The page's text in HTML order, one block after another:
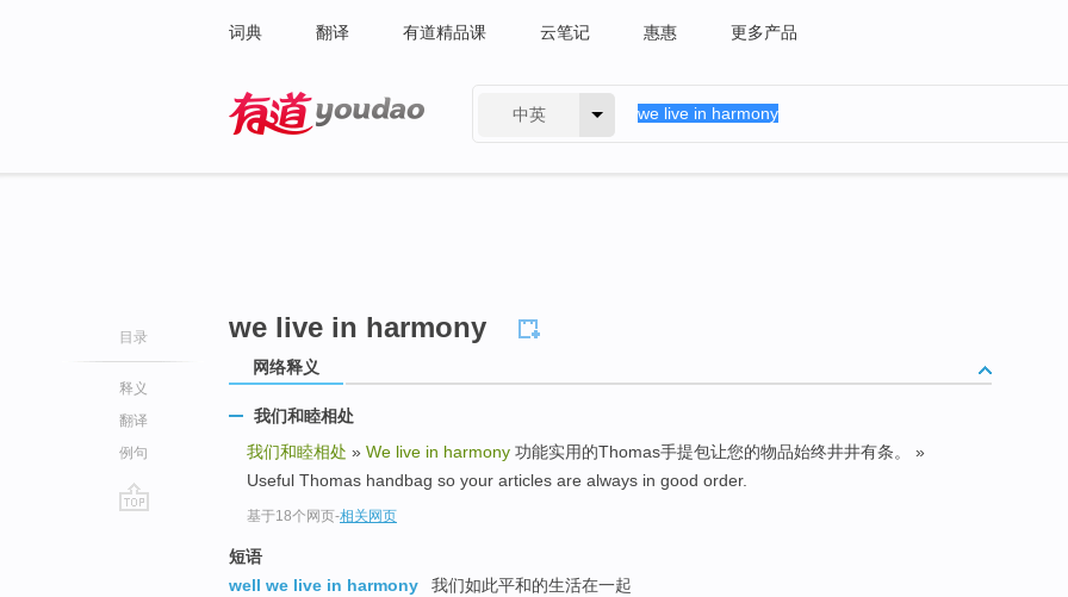
词典 翻译 有道精品课 云笔记 惠惠 更多产品
中英
目录
释义
翻译
例句
we live in harmony
网络释义
我们和睦相处
我们和睦相处 » We live in harmony 功能实用的Thomas手提包让您的物品始终井井有条。 »
Useful Thomas handbag so your articles are always in good order.
基于18个网页-相关网页
短语
well we live in harmony
我们如此平和的生活在一起